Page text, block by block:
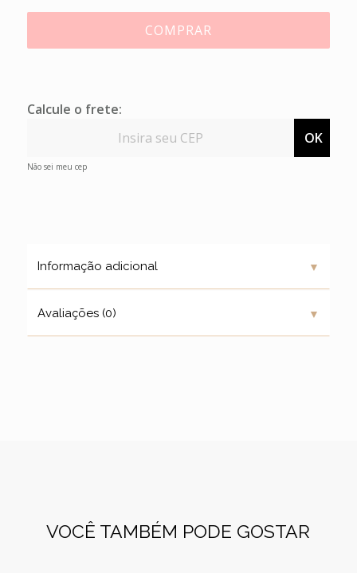
COMPRAR
Calcule o frete:
OK
Não sei meu cep
Informação adicional ▼
Avaliações (0) ▼
VOCÊ TAMBÉM PODE GOSTAR